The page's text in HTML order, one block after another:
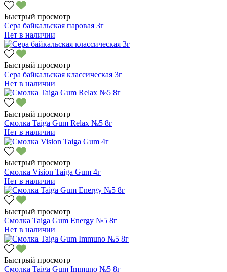
Быстрый просмотр
Сера байкальская паровая 3г
Нет в наличии
Быстрый просмотр
Сера байкальская классическая 3г
Нет в наличии
Быстрый просмотр
Смолка Taiga Gum Relax №5 8г
Нет в наличии
Быстрый просмотр
Смолка Vision Taiga Gum 4г
Нет в наличии
Быстрый просмотр
Смолка Taiga Gum Energy №5 8г
Нет в наличии
Быстрый просмотр
Смолка Taiga Gum Immuno №5 8г